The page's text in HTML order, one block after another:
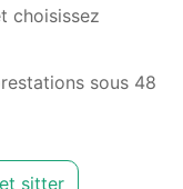
choisissez
sous 48
sitter